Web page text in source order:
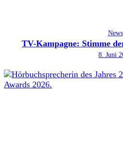
News
TV-Kampagne: Stimme
8. Juni